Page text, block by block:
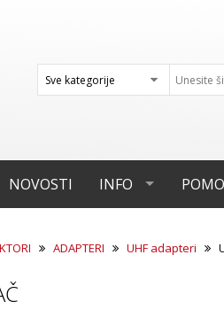
NOVOSTI INFO
ADAPTERI UHF adapteri